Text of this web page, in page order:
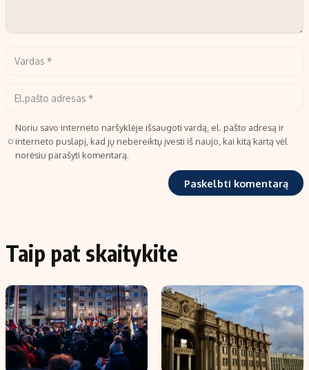
Noriu savo interneto naršyklėje išsaugoti vardą, el. pašto adresą ir
interneto puslapį, kad jų nebereiktų įvesti iš naujo, kai kitą kartą vėl
norėsiu parašyti komentarą.
Taip pat skaitykite